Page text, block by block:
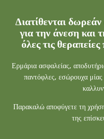
Διατίθενται
για την άνεση και
όλες τις
Ερμάρια ασφαλείας,
παντόφλες, εσώρουχα
Παρακαλώ αποφύγετε τη
της